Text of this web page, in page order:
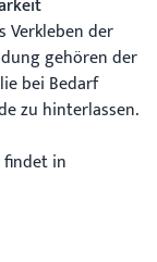
Verkleben der
gehören der
bei Bedarf
zu hinterlassen.
findet in